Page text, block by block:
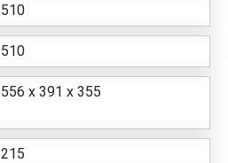
510
510
556 х 391 х 355
215